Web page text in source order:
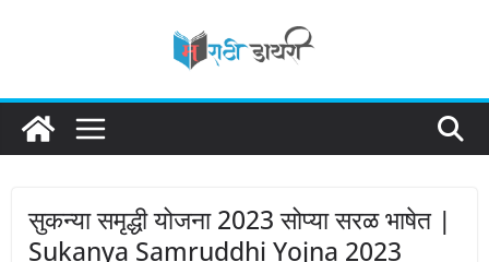
सुकन्या समृद्धी योजना 2023 सोप्या सरळ भाषेत |
Sukanya Samruddhi Yojna 2023